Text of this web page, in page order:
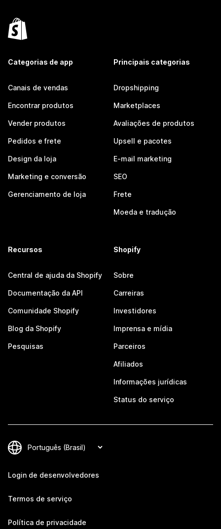
Categorias de app
Canais de vendas
Encontrar produtos
Vender produtos
Pedidos e frete
Design da loja
Marketing e conversão
Gerenciamento de loja
Principais categorias
Dropshipping
Marketplaces
Avaliações de produtos
Upsell e pacotes
E-mail marketing
SEO
Frete
Moeda e tradução
Recursos
Central de ajuda da Shopify
Documentação da API
Comunidade Shopify
Blog da Shopify
Pesquisas
Shopify
Sobre
Carreiras
Investidores
Imprensa e mídia
Parceiros
Afiliados
Informações jurídicas
Status do serviço
Login de desenvolvedores
Termos de serviço
Política de privacidade